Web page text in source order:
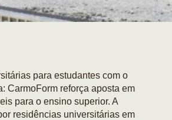
para estudantes com o
CarmoForm reforça aposta em
para o ensino superior. A
residências universitárias em